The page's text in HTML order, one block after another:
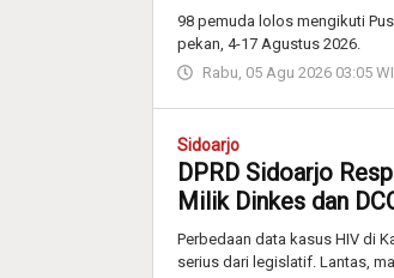
98 pemuda lolos mengikuti
pekan, 4-17 Agustus 2026.
Rabu, 05 Agu 2026 03:05
Sidoarjo
DPRD Sidoarjo
Milik Dinkes dan
Perbedaan data kasus HIV di
serius dari legislatif. Lantas,